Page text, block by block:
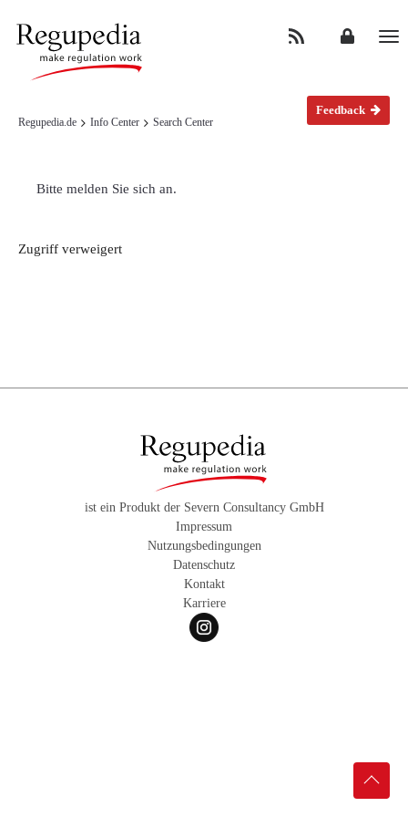
Regupedia.de Info Center Search Center
Feedback
Bitte melden Sie sich an.
Zugriff verweigert
ist ein Produkt der Severn Consultancy GmbH
Impressum
Nutzungsbedingungen
Datenschutz
Kontakt
Karriere